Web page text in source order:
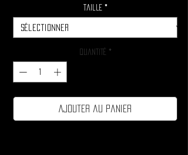
Taille *
Quantité *
Ajouter au panier